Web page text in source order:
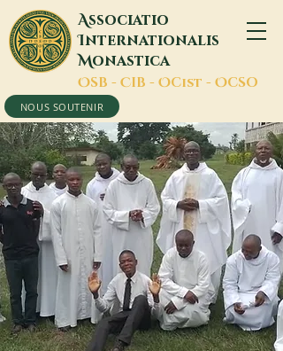
Associatio
Internationalis
Monastica
OSB - CIB - OCist - OCSO
NOUS SOUTENIR